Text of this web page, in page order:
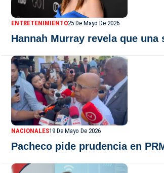
ENTRETENIMIENTO25 De Mayo De 2026
Hannah Murray revela que
NACIONALES19 De Mayo De 2026
Pacheco pide prudencia en